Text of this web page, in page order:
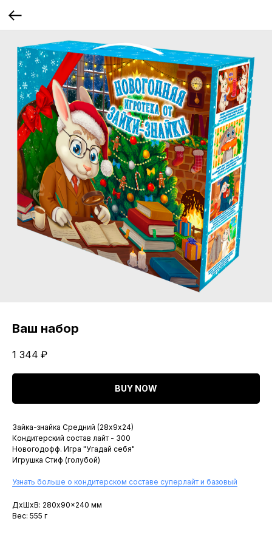
Ваш набор
1 344 ₽
BUY NOW
Зайка-знайка Средний (28х9х24)
Кондитерский состав лайт - 300
Новогодофф. Игра "Угадай себя"
Игрушка Стиф (голубой)
Узнать больше о кондитерском составе суперлайт и базовый
ДxШxВ: 280x90x240 мм
Вес: 555 г